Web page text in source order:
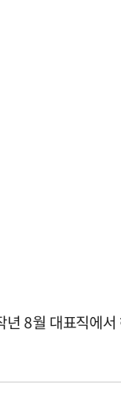
8월 대표직에